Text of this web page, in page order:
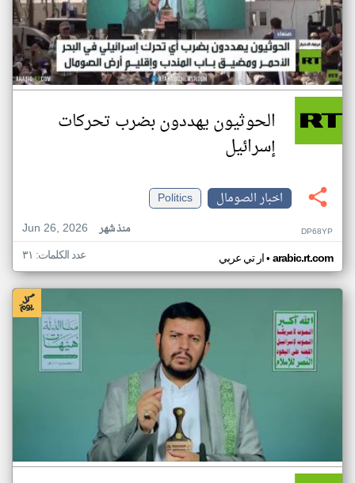
الحوثيون يهددون بضرب تحركات
إسرائيل
اخبار الصومال
Politics
Jun 26, 2026
منذ شهر DP68YP
ار تي عربي• arabic.rt.com عدد الكلمات: ٣١